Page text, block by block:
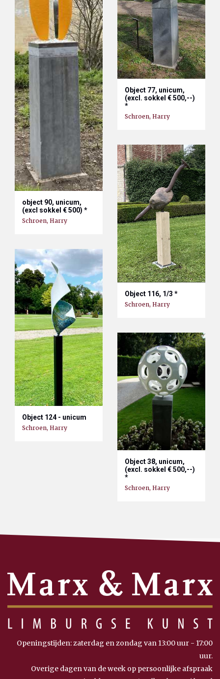
object 90, unicum,
(excl sokkel € 500) *
Schroen, Harry
Object 77, unicum,
(excl. sokkel € 500,--)
*
Schroen, Harry
Object 116, 1/3 *
Schroen, Harry
Object 124 - unicum
Schroen, Harry
Object 38, unicum,
(excl. sokkel € 500,--)
*
Schroen, Harry
Openingstijden: zaterdag en zondag van 13:00 uur - 17:00
uur.
Overige dagen van de week op persoonlijke afspraak